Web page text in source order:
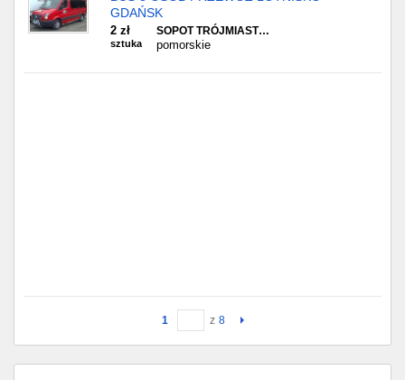
GDAŃSK
2 zł
sztuka
SOPOT TRÓJMIAST…
pomorskie
1 z 8